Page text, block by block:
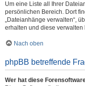
Um eine Liste all Ihrer
persönlichen Bereich. Dort
„Dateianhänge verwalten“,
erhalten und diese verwalten
Nach oben
phpBB betreffende
Wer hat diese